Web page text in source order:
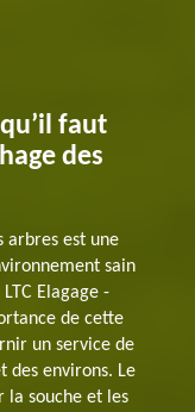
faut
des
arbres est une
sain
Elagage -
de cette
un service de
des environs. Le
la souche et les